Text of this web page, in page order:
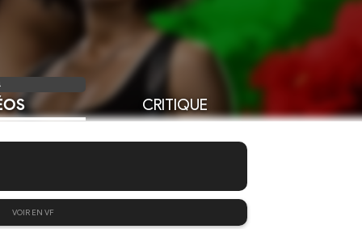
CRITIQUE
VOIR EN VF